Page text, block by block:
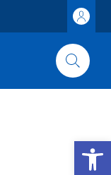
Apri la